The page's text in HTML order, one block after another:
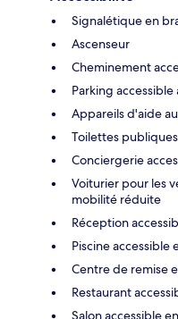
Signalétique en
Ascenseur
Cheminement
Parking
Appareils d'aide
Toilettes
Conciergerie
Voiturier pour les
mobilité réduite
Réception
Piscine accessible
Centre de remise
Restaurant
Salon accessible